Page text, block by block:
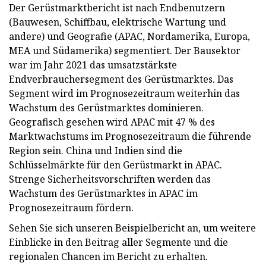
Der Gerüstmarktbericht ist nach Endbenutzern
(Bauwesen, Schiffbau, elektrische Wartung und
andere) und Geografie (APAC, Nordamerika, Europa,
MEA und Südamerika) segmentiert. Der Bausektor
war im Jahr 2021 das umsatzstärkste
Endverbrauchersegment des Gerüstmarktes. Das
Segment wird im Prognosezeitraum weiterhin das
Wachstum des Gerüstmarktes dominieren.
Geografisch gesehen wird APAC mit 47 % des
Marktwachstums im Prognosezeitraum die führende
Region sein. China und Indien sind die
Schlüsselmärkte für den Gerüstmarkt in APAC.
Strenge Sicherheitsvorschriften werden das
Wachstum des Gerüstmarktes in APAC im
Prognosezeitraum fördern.
Sehen Sie sich unseren Beispielbericht an, um weitere
Einblicke in den Beitrag aller Segmente und die
regionalen Chancen im Bericht zu erhalten.